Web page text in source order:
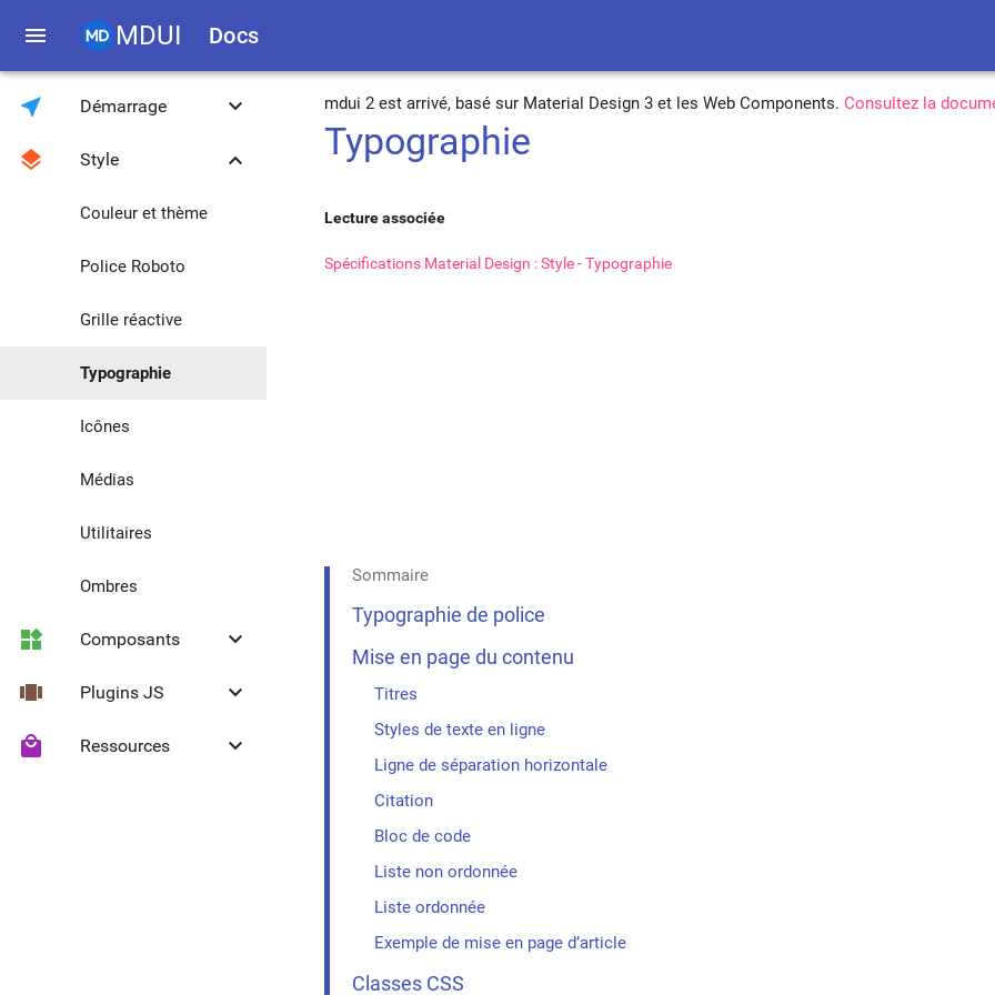
menu MDUI Docs
near_me Démarrage keyboard_arrow_down
Introduction
Téléchargement
Compatibilité
Bibliothèque JS
Méthodes globales
Migration de 0.4.3
layers Style keyboard_arrow_down
Couleur et thème
Police Roboto
Grille réactive
Typographie
Icônes
Médias
Utilitaires
Ombres
widgets Composants keyboard_arrow_down
Effet ripple
Bouton
view_carousel Plugins JS keyboard_arrow_down
Collapse
local_mall Ressources keyboard_arrow_down
mdui 2 est arrivé, basé sur Material Design 3 et les Web Components.Consultez la
Typographie
Lecture associée
Spécifications Material Design : Style - Typographie
Sommaire
Typographie de police
Mise en page du contenu
Titres
Styles de texte en ligne
Ligne de séparation horizontale
Citation
Bloc de code
Liste non ordonnée
Liste ordonnée
Exemple de mise en page d’article
Classes CSS